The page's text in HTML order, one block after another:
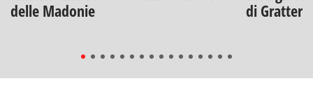
delle Madonie
di Gratteri